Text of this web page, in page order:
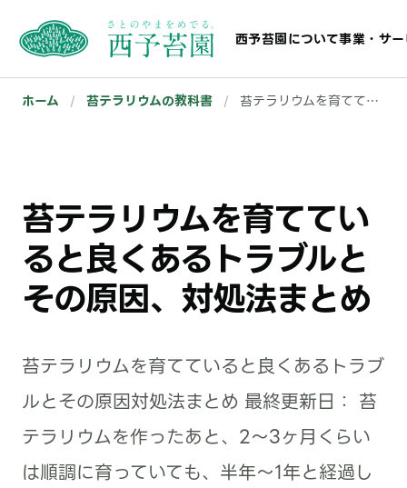
西予苔園について事業・サ
ホーム / 苔テラリウムの教科書 / 苔テラリウムを育てていると良くあるトラブルとその原因、対処法まとめ
苔テラリウムを育ててい
ると良くあるトラブルと
その原因、対処法まとめ
苔テラリウムを育てていると良くあるトラブ
ルとその原因対処法まとめ 最終更新日： 苔
テラリウムを作ったあと、2〜3ヶ月くらい
は順調に育っていても、半年〜1年と経過し